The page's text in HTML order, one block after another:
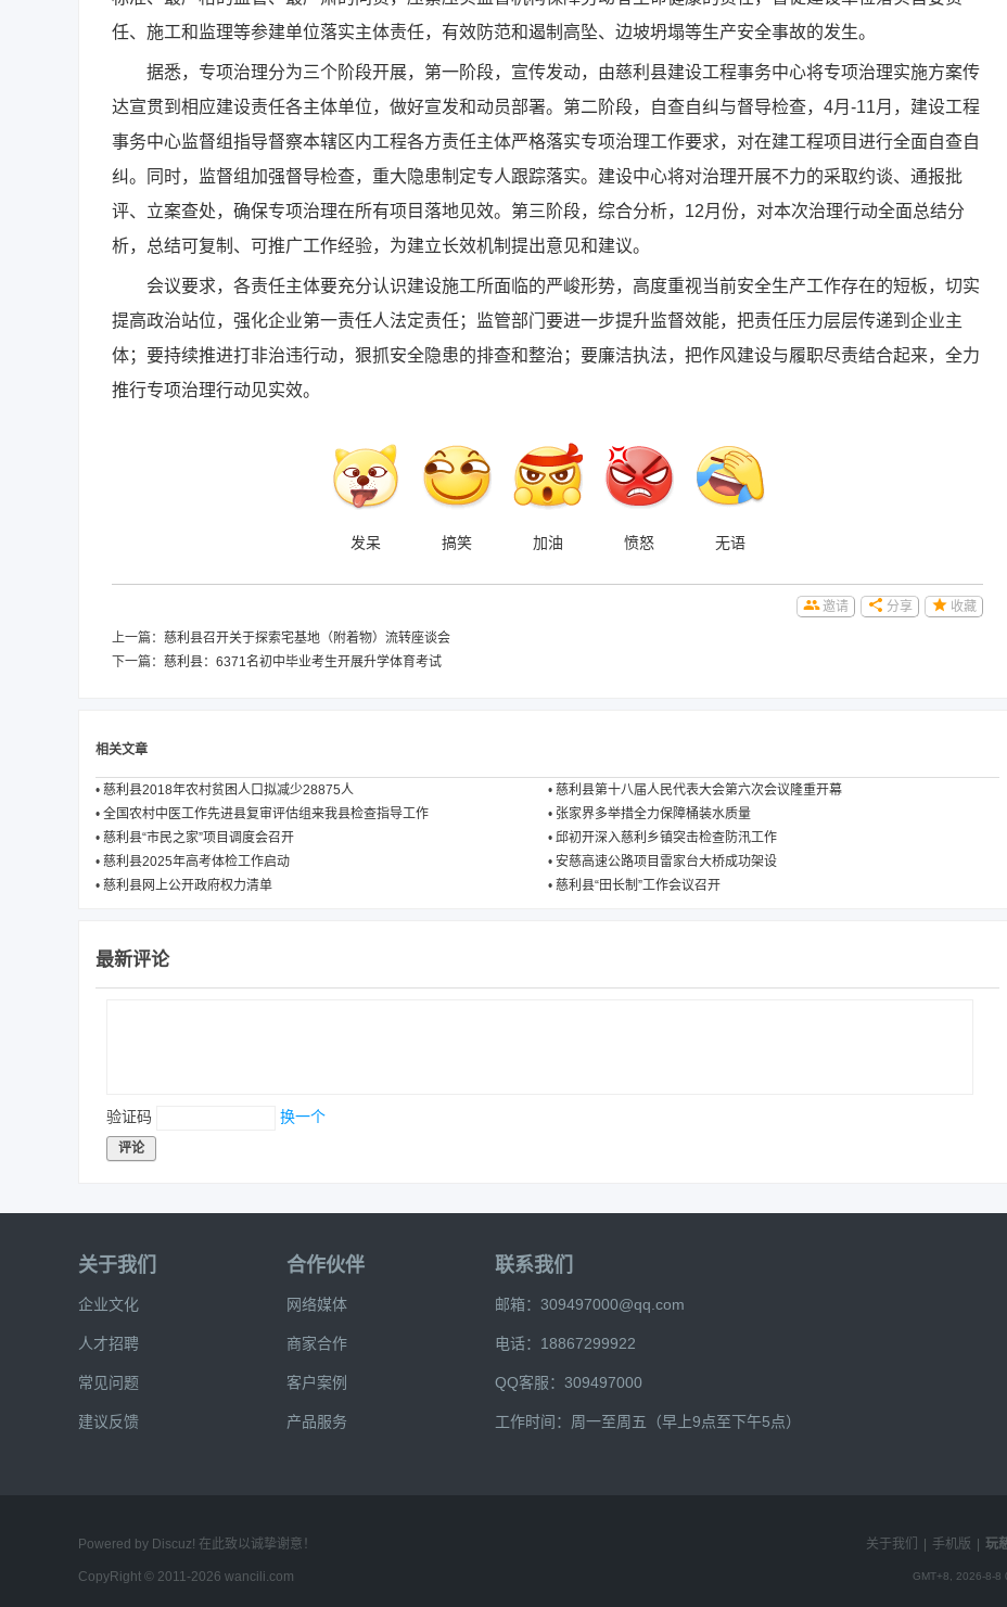
任、施工和监理等参建单位落实主体责任，有效防范和遏制高坠、边坡坍塌等生产安全事故的发生。
据悉，专项治理分为三个阶段开展，第一阶段，宣传发动，由慈利县建设工程事务中心将专项治理实施方案传
达宣贯到相应建设责任各主体单位，做好宣发和动员部署。第二阶段，自查自纠与督导检查，4月-11月，建设工程
事务中心监督组指导督察本辖区内工程各方责任主体严格落实专项治理工作要求，对在建工程项目进行全面自查自
纠。同时，监督组加强督导检查，重大隐患制定专人跟踪落实。建设中心将对治理开展不力的采取约谈、通报批
评、立案查处，确保专项治理在所有项目落地见效。第三阶段，综合分析，12月份，对本次治理行动全面总结分
析，总结可复制、可推广工作经验，为建立长效机制提出意见和建议。
会议要求，各责任主体要充分认识建设施工所面临的严峻形势，高度重视当前安全生产工作存在的短板，切实
提高政治站位，强化企业第一责任人法定责任；监管部门要进一步提升监督效能，把责任压力层层传递到企业主
体；要持续推进打非治违行动，狠抓安全隐患的排查和整治；要廉洁执法，把作风建设与履职尽责结合起来，全力
推行专项治理行动见实效。
发呆 搞笑 加油 愤怒 无语
收藏
分享
邀请
上一篇： 慈利县召开关于探索宅基地（附着物）流转座谈会
下一篇： 慈利县：6371名初中毕业考生开展升学体育考试
相关文章
• 慈利县2018年农村贫困人口拟减少28875人 • 慈利县第十八届人民代表大会第六次会议隆重开幕
• 全国农村中医工作先进县复审评估组来我县检查指导工作 • 张家界多举措全力保障桶装水质量
• 慈利县“市民之家”项目调度会召开 • 邱初开深入慈利乡镇突击检查防汛工作
• 慈利县2025年高考体检工作启动 • 安慈高速公路项目雷家台大桥成功架设
• 慈利县网上公开政府权力清单 • 慈利县“田长制”工作会议召开
最新评论
验证码 换一个
评论
关于我们
企业文化
人才招聘
常见问题
建议反馈
合作伙伴
网络媒体
商家合作
客户案例
产品服务
联系我们
邮箱：309497000@qq.com
电话：18867299922
QQ客服：309497000
工作时间：周一至周五（早上9点至下午5点）
关于我们 手机版 玩
GMT+8, 2026-8-8
Powered by Discuz! 在此致以诚挚谢意！
CopyRight © 2011-2026 wancili.com